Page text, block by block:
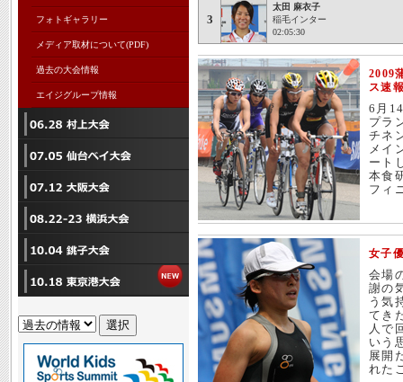
フォトギャラリー
メディア取材について(PDF)
過去の大会情報
エイジグループ情報
3
太田 麻衣子
稲毛インター
02:05:30
2009
ス速
6月
プラ
チネ
メイ
ート
本食
フィ
女子
会場
謝の
う気
てき
人で
いう
展開
れた